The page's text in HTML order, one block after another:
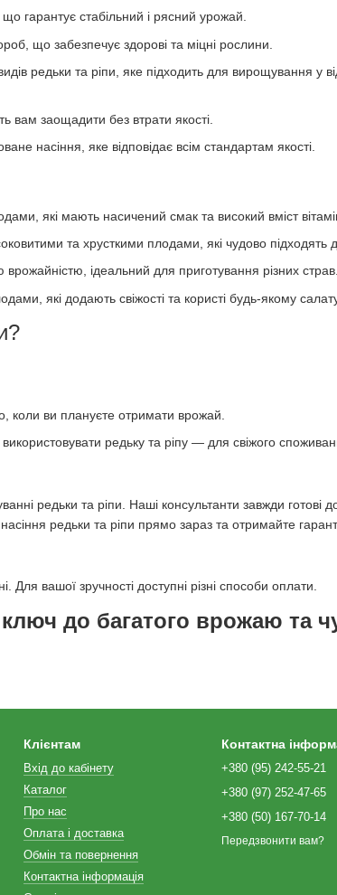
гарантує стабільний і рясний урожай.
що забезпечує здорові та міцні рослини.
редьки та ріпи, яке підходить для вирощування у
вам заощадити без втрати якості.
насіння, яке відповідає всім стандартам якості.
які мають насичений смак та високий вміст
та хрусткими плодами, які чудово підходять
ідеальний для приготування різних страв.
які додають свіжості та користі будь-якому
коли ви плануєте отримати врожай.
редьку та ріпу — для свіжого
редьки та ріпи. Наші консультанти завжди готові
редьки та ріпи прямо зараз та отримайте
Для вашої зручності доступні різні способи оплати.
до багатого врожаю та
Клієнтам
Вхід до кабінету
Каталог
Про нас
Оплата і доставка
Обмін та повернення
Контактна інформація
Контактна
+380 (95) 242-55-21
+380 (97) 252-47-65
+380 (50) 167-70-14
Передзвонити вам?